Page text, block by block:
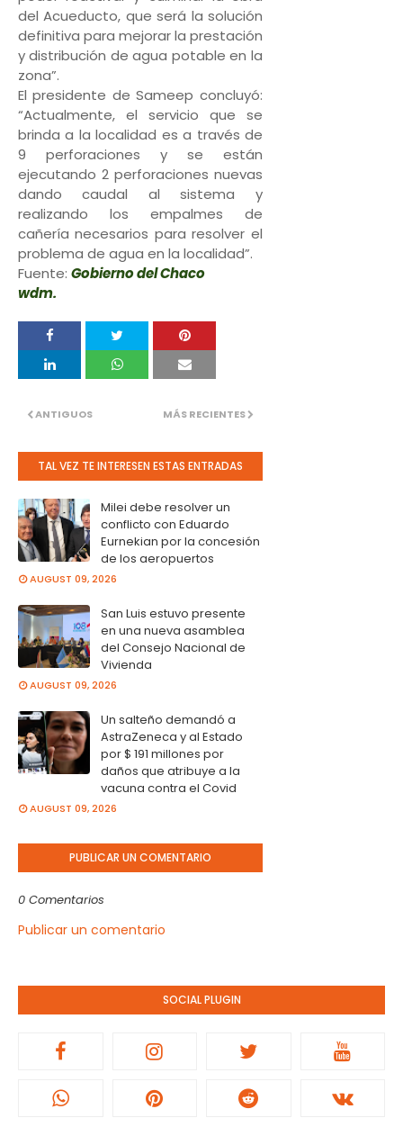
del Acueducto, que será la solución
definitiva para mejorar la prestación
y distribución de agua potable en la
zona”.
El presidente de Sameep concluyó:
“Actualmente, el servicio que se
brinda a la localidad es a través de
9 perforaciones y se están
ejecutando 2 perforaciones nuevas
dando caudal al sistema y
realizando los empalmes de
cañería necesarios para resolver el
problema de agua en la localidad”.
Fuente: Gobierno del Chaco
wdm.
MÁS RECIENTES
ANTIGUOS
TAL VEZ TE INTERESEN ESTAS ENTRADAS
Milei debe resolver un
conflicto con Eduardo
Eurnekian por la concesión
de los aeropuertos
AUGUST 09, 2026
San Luis estuvo presente
en una nueva asamblea
del Consejo Nacional de
Vivienda
AUGUST 09, 2026
Un salteño demandó a
AstraZeneca y al Estado
por $ 191 millones por
daños que atribuye a la
vacuna contra el Covid
AUGUST 09, 2026
PUBLICAR UN COMENTARIO
0 Comentarios
Publicar un comentario
SOCIAL PLUGIN